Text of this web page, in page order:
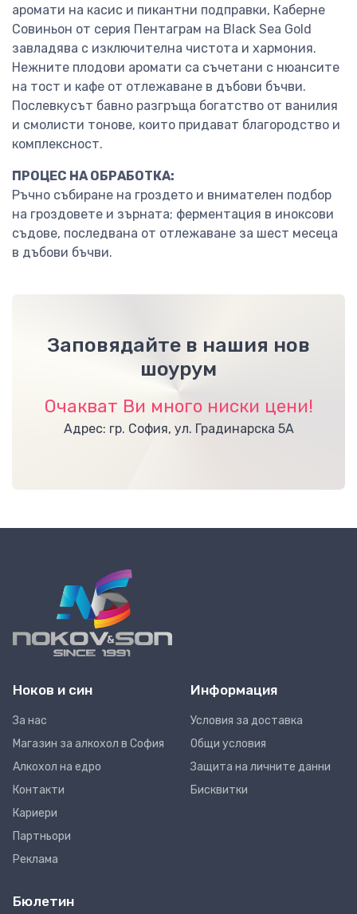
аромати на касис и пикантни подправки, Каберне
Совиньон от серия Пентаграм на Black Sea Gold
завладява с изключителна чистота и хармония.
Нежните плодови аромати са съчетани с нюансите
на тост и кафе от отлежаване в дъбови бъчви.
Послевкусът бавно разгръща богатство от ванилия
и смолисти тонове, които придават благородство и
комплексност.
ПРОЦЕС НА ОБРАБОТКА:
Ръчно събиране на гроздето и внимателен подбор
на гроздовете и зърната; ферментация в иноксови
съдове, последвана от отлежаване за шест месеца
в дъбови бъчви.
Заповядайте в нашия нов
шоурум
Очакват Ви много ниски цени!
Адрес: гр. София, ул. Градинарска 5А
Ноков и син
За нас
Магазин за алкохол в София
Алкохол на едро
Контакти
Кариери
Партньори
Реклама
Информация
Условия за доставка
Общи условия
Защита на личните данни
Бисквитки
Бюлетин